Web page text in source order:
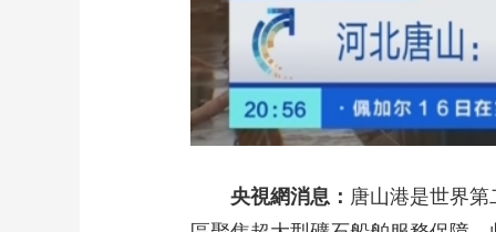
央視網消息： 唐山港是世界